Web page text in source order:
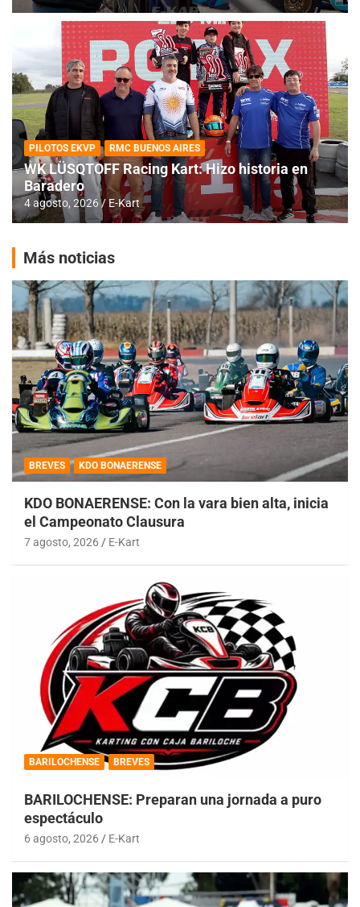
PILOTOS EKVP RMC BUENOS AIRES
WK LÜSQTOFF Racing Kart: Hizo historia en
Baradero
4 agosto, 2026 E-Kart
Más noticias
BREVES KDO BONAERENSE
KDO BONAERENSE: Con la vara bien alta, inicia
el Campeonato Clausura
7 agosto, 2026 E-Kart
BARILOCHENSE BREVES
BARILOCHENSE: Preparan una jornada a puro
espectáculo
6 agosto, 2026 E-Kart